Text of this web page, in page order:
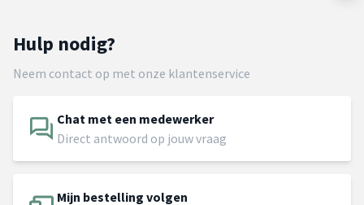
Hulp nodig?
Neem contact op met onze klantenservice
Chat met een medewerker
Direct antwoord op jouw vraag
Mijn bestelling volgen